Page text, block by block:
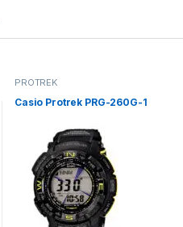
PROTREK
Casio Protrek PRG-260G-1